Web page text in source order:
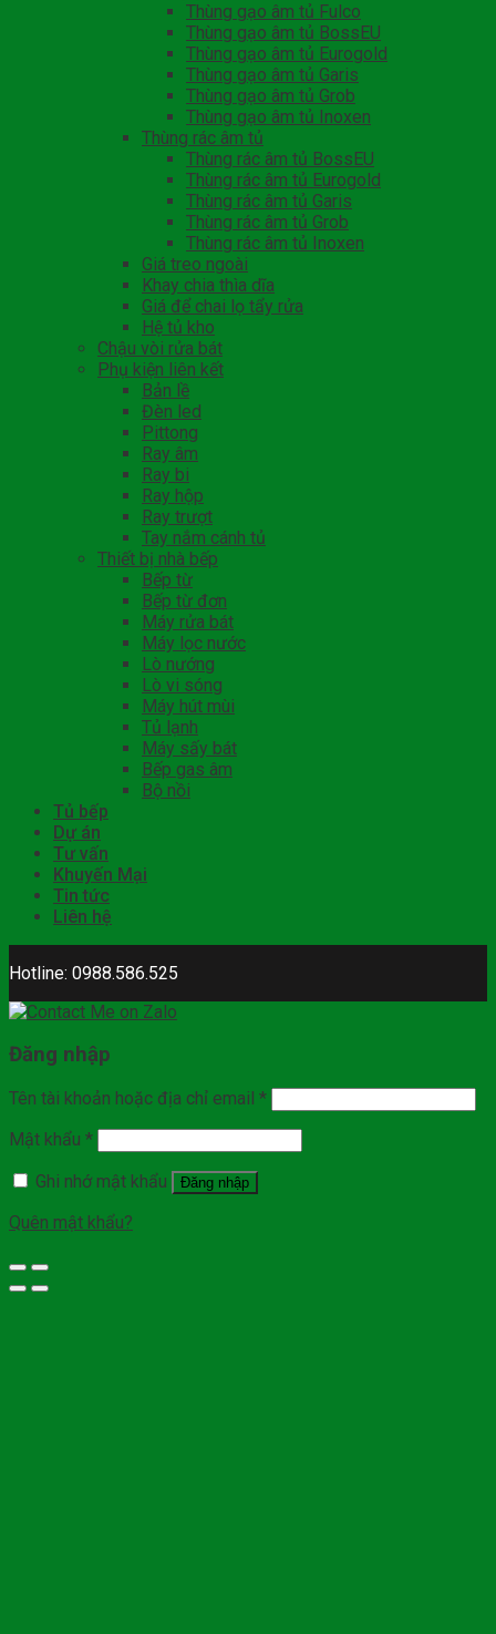
Thùng gạo âm tủ Fulco
Thùng gạo âm tủ BossEU
Thùng gạo âm tủ Eurogold
Thùng gạo âm tủ Garis
Thùng gạo âm tủ Grob
Thùng gạo âm tủ Inoxen
Thùng rác âm tủ
Thùng rác âm tủ BossEU
Thùng rác âm tủ Eurogold
Thùng rác âm tủ Garis
Thùng rác âm tủ Grob
Thùng rác âm tủ Inoxen
Giá treo ngoài
Khay chia thìa dĩa
Giá để chai lọ tẩy rửa
Hệ tủ kho
Chậu vòi rửa bát
Phụ kiện liên kết
Bản lề
Đèn led
Pittong
Ray âm
Ray bi
Ray hộp
Ray trượt
Tay nắm cánh tủ
Thiết bị nhà bếp
Bếp từ
Bếp từ đơn
Máy rửa bát
Máy lọc nước
Lò nướng
Lò vi sóng
Máy hút mùi
Tủ lạnh
Máy sấy bát
Bếp gas âm
Bộ nồi
Tủ bếp
Dự án
Tư vấn
Khuyến Mại
Tin tức
Liên hệ
Hotline: 0988.586.525
Đăng nhập
Tên tài khoản hoặc địa chỉ email *
Mật khẩu *
Ghi nhớ mật khẩu
Đăng nhập
Quên mật khẩu?